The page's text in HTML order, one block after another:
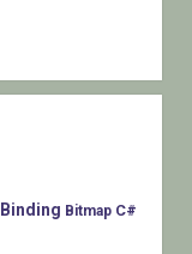
Binding Bitmap C#